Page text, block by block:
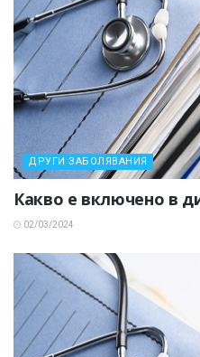
ДРУГИ ЗАБОЛЯВАНИЯ
Какво е включено в
02/03/2024